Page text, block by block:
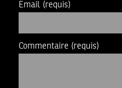
Email (requis)
Commentaire (requis)